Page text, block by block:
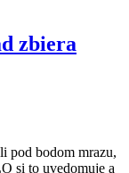
zbiera
pod bodom mrazu,
si to uvedomuje a